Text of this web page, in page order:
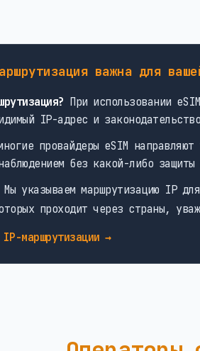
важна для
При использовании
IP-адрес и
провайдеры eSIM направляют
без какой-либо защиты
Мы указываем маршрутизацию IP
проходит через страны,
маршрутизации →